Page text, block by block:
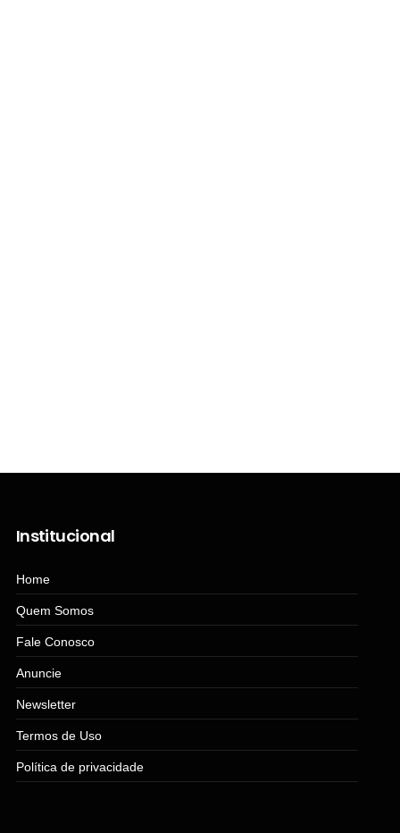
Institucional
Home
Quem Somos
Fale Conosco
Anuncie
Newsletter
Termos de Uso
Política de privacidade